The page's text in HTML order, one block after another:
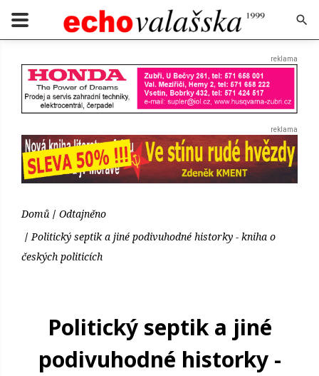
Domů
Odtajněno
Politický septik a jiné podivuhodné historky - kniha o
českých politicích
Politický septik a jiné
podivuhodné historky -